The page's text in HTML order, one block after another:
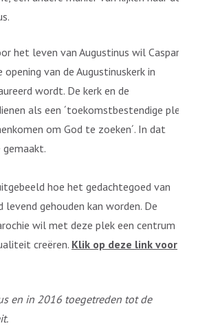
het leven van Augustinus wil Caspar
van de Augustinuskerk in
wordt. De kerk en de
als een ´toekomstbestendige plek
om God te zoeken´. In dat
gemaakt.
hoe het gedachtegoed van
levend gehouden kan worden. De
wil met deze plek een centrum
creëren. Klik op deze link voor
en in 2016 toegetreden tot de